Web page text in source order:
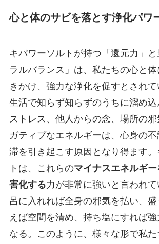
心と体のサビを落とす浄化パワ
キパワーソルトが持つ「還元力」
ラルバランス」は、私たちの心と
きかけ、強力な浄化を促すとされ
生活で知らず知らずのうちに溜め
ストレス、他人からの念、場所の
ガティブなエネルギーは、心身の
滞を引き起こす原因となり得ます
トは、これらのマイナスエネルギ
害化する力が非常に強いと言われ
呂に入れれば全身の邪気を払い、
えば空間を清め、持ち塩にすれば強
なる。このように、様々な形で私